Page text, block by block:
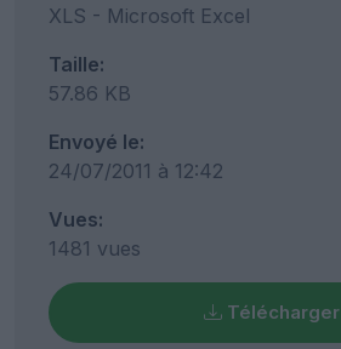
XLS - Microsoft Excel
Taille:
57.86 KB
Envoyé le:
24/07/2011 à 12:42
Vues:
1481 vues
Télécharger